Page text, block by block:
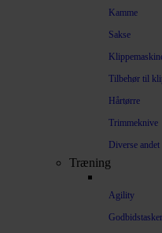
Kamme
Sakse
Tilbehør til
Hårtørre
Trimmeknive
Diverse andet
Træning
Agility
Godbidstasker